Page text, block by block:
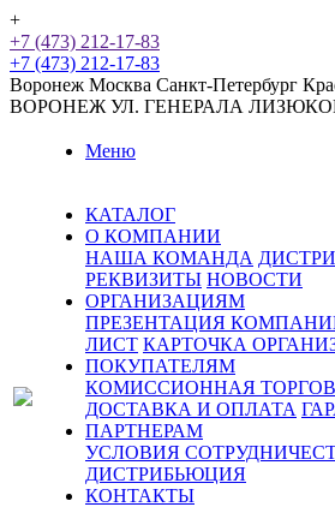
+
+7 (473) 212-17-83
+7 (473) 212-17-83
Воронеж Москва Санкт-Петербург
ВОРОНЕЖ УЛ. ГЕНЕРАЛА
Меню
КАТАЛОГ
О КОМПАНИИ
НАША КОМАНДА
РЕКВИЗИТЫ НОВОСТИ
ОРГАНИЗАЦИЯМ
ПРЕЗЕНТАЦИЯ
ЛИСТ КАРТОЧКА
ПОКУПАТЕЛЯМ
КОМИССИОННАЯ
ДОСТАВКА И ОПЛАТА
ПАРТНЕРАМ
УСЛОВИЯ
ДИСТРИБЬЮЦИЯ
КОНТАКТЫ